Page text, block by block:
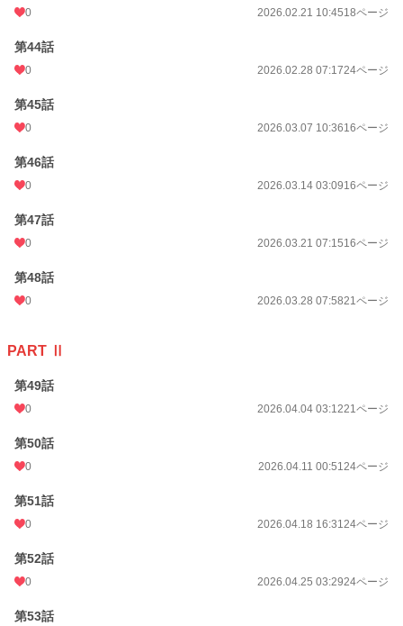
0 2026.02.21 10:4518ページ
第44話
0 2026.02.28 07:1724ページ
第45話
0 2026.03.07 10:3616ページ
第46話
0 2026.03.14 03:0916ページ
第47話
0 2026.03.21 07:1516ページ
第48話
0 2026.03.28 07:5821ページ
PART Ⅱ
第49話
0 2026.04.04 03:1221ページ
第50話
0 2026.04.11 00:5124ページ
第51話
0 2026.04.18 16:3124ページ
第52話
0 2026.04.25 03:2924ページ
第53話